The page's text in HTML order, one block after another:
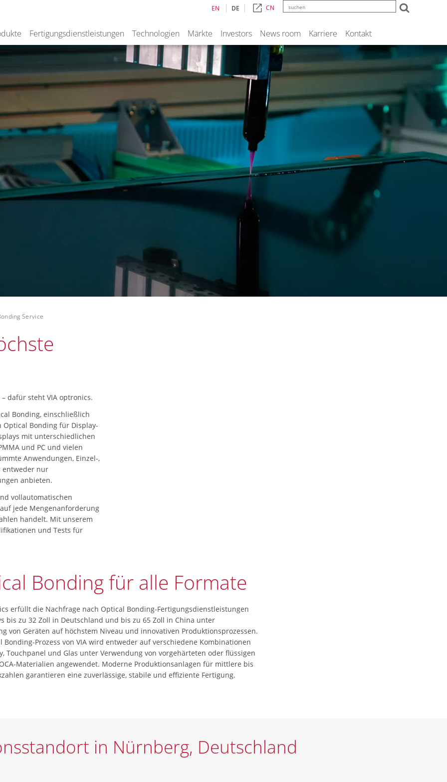
EN DE CN
Fertigungsdienstleistungen Technologien Märkte Investors News room Karriere Kontakt
Service
dafür steht VIA optronics.
Bonding, einschließlich
Bonding für Display-
mit unterschiedlichen
und PC und vielen
Anwendungen, Einzel-,
entweder nur
anbieten.
vollautomatischen
jede Mengenanforderung
handelt. Mit unserem
und Tests für
Bonding für alle Formate
erfüllt die Nachfrage nach Optical Bonding-Fertigungsdienstleistungen
bis zu 32 Zoll in Deutschland und bis zu 65 Zoll in China unter
von Geräten auf höchstem Niveau und innovativen Produktionsprozessen.
Bonding-Prozess von VIA wird entweder auf verschiedene Kombinationen
Touchpanel und Glas unter Verwendung von vorgehärteten oder flüssigen
Materialien angewendet. Moderne Produktionsanlagen für mittlere bis
garantieren eine zuverlässige, stabile und effiziente Fertigung.
in Nürnberg, Deutschland